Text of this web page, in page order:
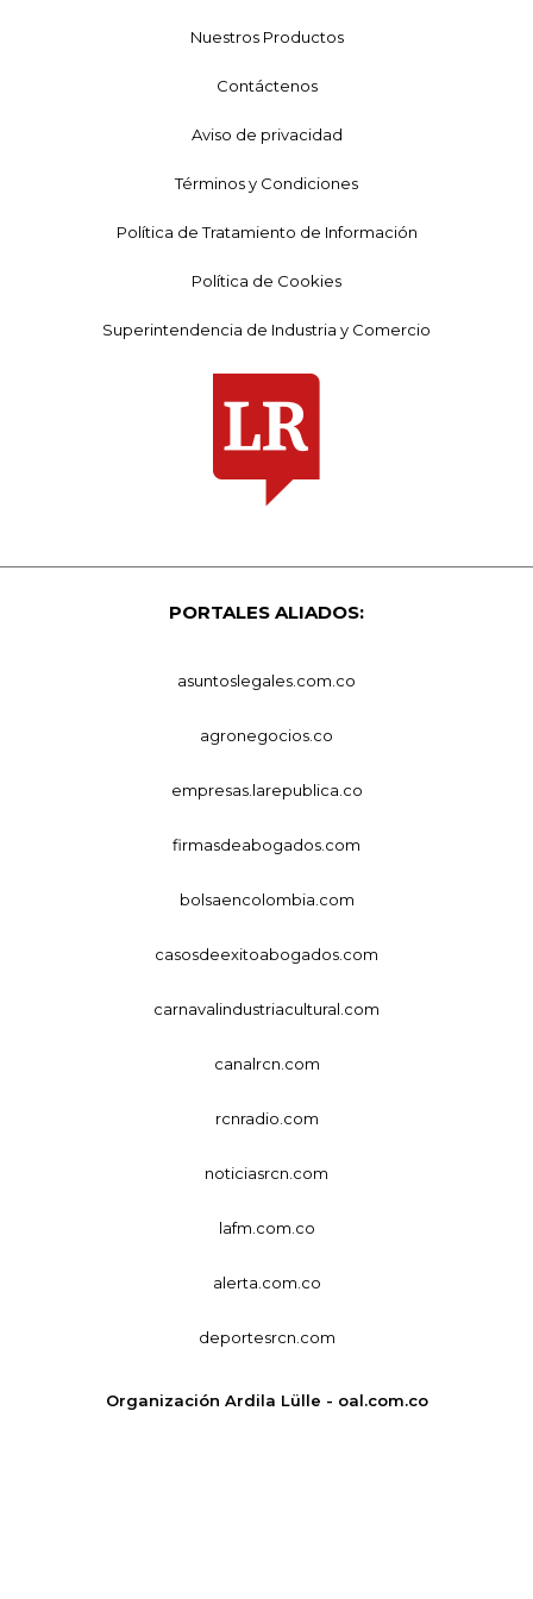
Nuestros Productos
Contáctenos
Aviso de privacidad
Términos y Condiciones
Política de Tratamiento de Información
Política de Cookies
Superintendencia de Industria y Comercio
PORTALES ALIADOS:
asuntoslegales.com.co
agronegocios.co
empresas.larepublica.co
firmasdeabogados.com
bolsaencolombia.com
casosdeexitoabogados.com
carnavalindustriacultural.com
canalrcn.com
rcnradio.com
noticiasrcn.com
lafm.com.co
alerta.com.co
deportesrcn.com
Organización Ardila Lülle - oal.com.co